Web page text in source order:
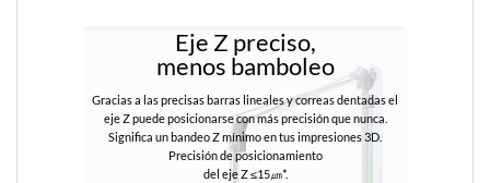
Eje Z preciso,
menos bamboleo
Gracias a las precisas barras lineales y correas dentadas el
eje Z puede posicionarse con más precisión que nunca.
Significa un bandeo Z mínimo en tus impresiones 3D.
Precisión de posicionamiento
del eje Z ≤15㎛*.